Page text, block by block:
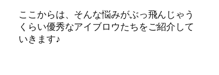
ここからは、そんな悩みがぶっ飛んじゃう
くらい優秀なアイブロウたちをご紹介して
いきます♪